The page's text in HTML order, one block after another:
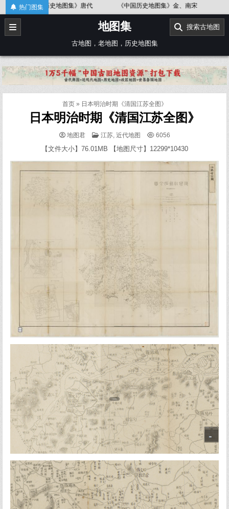
Skip
to
content
热门图集
史地图集》唐代 《中国历史地图集》金、南宋 《中国历史地图集
地图集
古地图，老地图，历史地图集
搜索古地图
首页» 日本明治时期《清国江苏全图》
日本明治时期《清国江苏全图》
地图君
POSTED
江苏, 近代地图 6056
【文件大小】76.01MB 【地图尺寸】12299*10430